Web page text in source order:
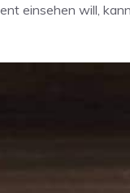
einsehen will,